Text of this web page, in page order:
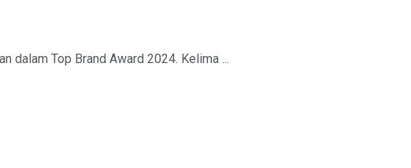
dalam Top Brand Award 2024. Kelima ...